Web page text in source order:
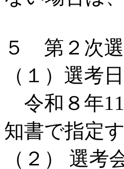
５ 第２次
（１）選考日
令和８年
知書で指定
（２） 選考